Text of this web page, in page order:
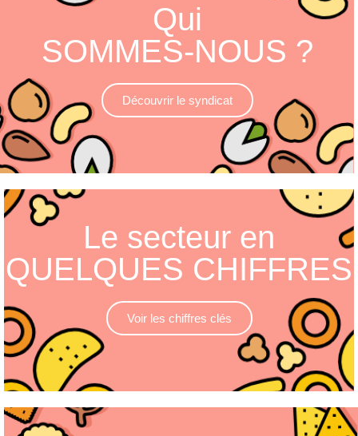
Qui
SOMMES-NOUS ?
Découvrir le syndicat
Le secteur en
QUELQUES CHIFFRES
Voir les chiffres clés